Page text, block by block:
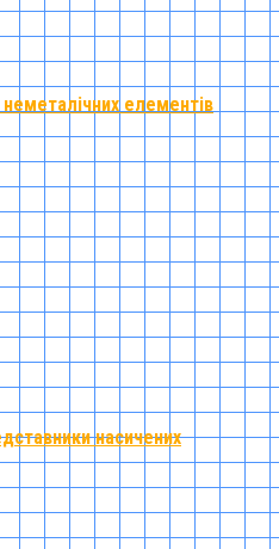
елементів
насичених